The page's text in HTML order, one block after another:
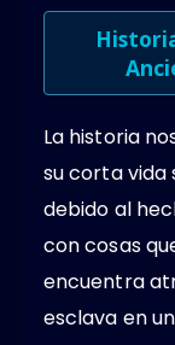
La historia
su corta vida
debido al
con cosas
encuentra
esclava en